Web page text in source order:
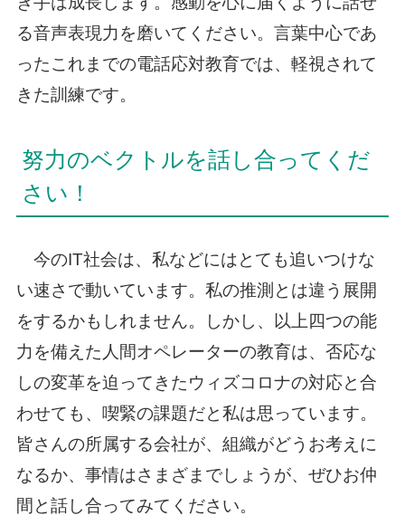
る音声表現力を磨いてください。言葉中心であ
ったこれまでの電話応対教育では、軽視されて
きた訓練です。
努力のベクトルを話し合ってくだ
さい！
今のIT社会は、私などにはとても追いつけな
い速さで動いています。私の推測とは違う展開
をするかもしれません。しかし、以上四つの能
力を備えた人間オペレーターの教育は、否応な
しの変革を迫ってきたウィズコロナの対応と合
わせても、喫緊の課題だと私は思っています。
皆さんの所属する会社が、組織がどうお考えに
なるか、事情はさまざまでしょうが、ぜひお仲
間と話し合ってみてください。